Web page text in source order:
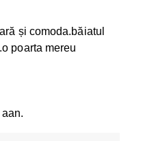
și comoda.băiatul
poarta mereu